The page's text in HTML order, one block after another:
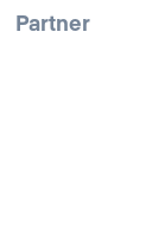
Partner